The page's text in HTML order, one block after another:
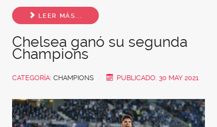
Share
LEER MÁS...
Chelsea ganó su segunda
Champions
CATEGORÍA: CHAMPIONS PUBLICADO: 30 MAY 2021